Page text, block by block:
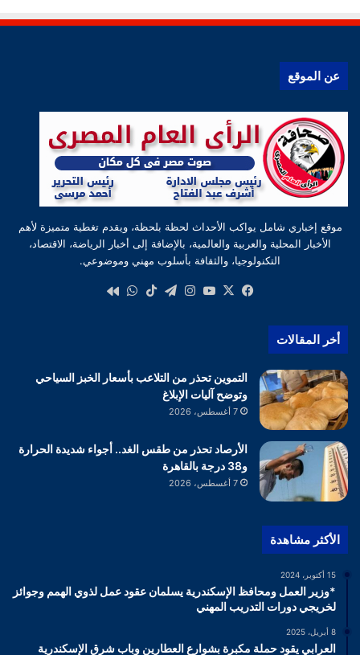
عن الموقع
موقع إخباري شامل يواكب الأحداث لحظة بلحظة، ويقدم تغطية متميزة لأهم
الأخبار المحلية والعربية والعالمية، بالإضافة إلى أخبار الرياضة، الاقتصاد،
التكنولوجيا، والثقافة بأسلوب مهني وموضوعي.
فيسبوك
‫X
‫YouTube
انستقرام
تيلقرام‫TikTokواتساب
أخر المقالات
التموين تحذر من التلاعب بأسعار الخبز السياحي
وتوضح آليات الإبلاغ
7 أغسطس، 2026
الأرصاد تحذر من طقس الغد.. أجواء شديدة الحرارة
و38 درجة بالقاهرة
7 أغسطس، 2026
الأكثر مشاهدة
15 أكتوبر، 2024
*وزير العمل ومحافظ الإسكندرية يسلمان عقود عمل لذوي الهمم وجوائز
لخريجي دورات التدريب المهني
8 أبريل، 2025
العرابي يقود حملة مكبرة بشوارع العطارين وباب شرق الإسكندرية